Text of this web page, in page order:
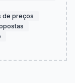
de preços